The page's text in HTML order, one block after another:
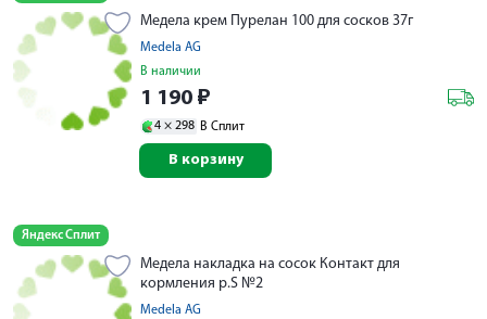
Медела крем Пурелан 100 для сосков 37г
Medela AG
В наличии
1 190 ₽
4 × 298 В Сплит
В корзину
Яндекс Сплит
Медела накладка на сосок Контакт для
кормления р.S №2
Medela AG